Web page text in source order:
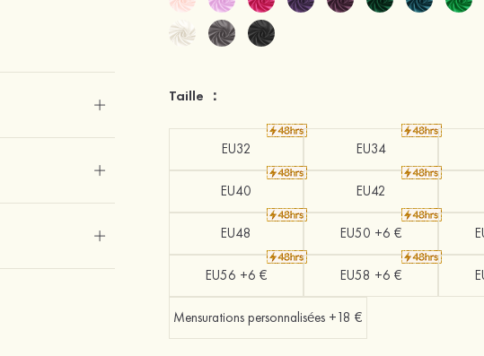
Taille ：
EU32 EU34
EU40 EU42
EU48 EU50 +6 €
EU56 +6 € EU58 +6 €
Mensurations personnalisées +18 €